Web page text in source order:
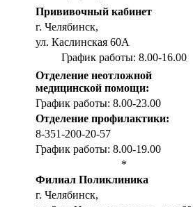
Прививочный кабинет
г. Челябинск,
ул. Каслинская 60А
График работы: 8.00-16.00
Отделение неотложной
медицинской помощи:
График работы: 8.00-23.00
Отделение профилактики:
8-351-200-20-57
График работы: 8.00-19.00
*
Филиал Поликлиника
г. Челябинск,